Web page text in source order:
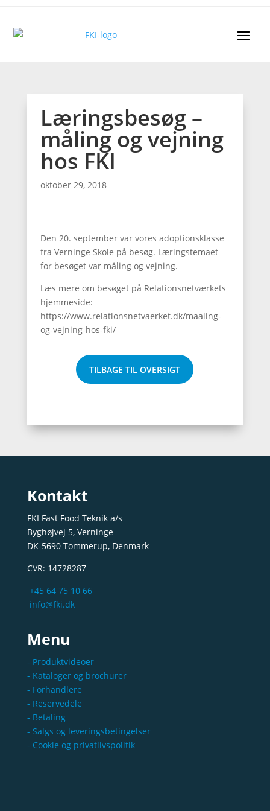
Læringsbesøg –
måling og vejning
hos FKI
oktober 29, 2018
Den 20. september var vores adoptionsklasse
fra Verninge Skole på besøg. Læringstemaet
for besøget var måling og vejning.
Læs mere om besøget på Relationsnetværkets
hjemmeside:
https://www.relationsnetvaerket.dk/maaling-
og-vejning-hos-fki/
TILBAGE TIL OVERSIGT
Kontakt
FKI Fast Food Teknik a/s
Byghøjvej 5, Verninge
DK-5690 Tommerup, Denmark
CVR: 14728287
+45 64 75 10 66
info@fki.dk
Menu
- Produktvideoer
- Kataloger og brochurer
- Forhandlere
- Reservedele
- Betaling
- Salgs og leveringsbetingelser
- Cookie og privatlivspolitik